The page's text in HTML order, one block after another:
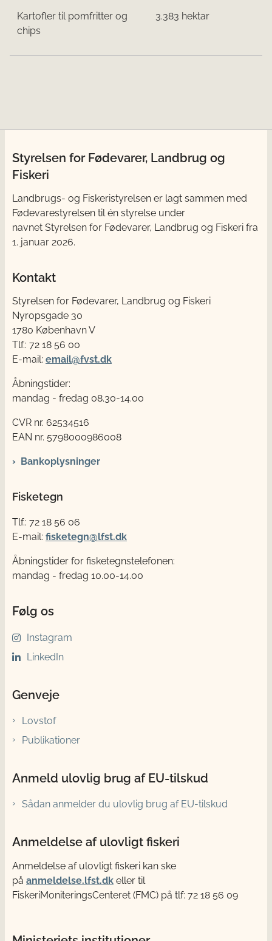
Kartofler til pomfritter og
chips
3.383 hektar
Styrelsen for Fødevarer, Landbrug og
Fiskeri
Landbrugs- og Fiskeristyrelsen er lagt sammen med
Fødevarestyrelsen til én styrelse under
navnet Styrelsen for Fødevarer, Landbrug og Fiskeri fra
1. januar 2026.
Kontakt
Styrelsen for Fødevarer, Landbrug og Fiskeri
Nyropsgade 30
1780 København V
Tlf.: 72 18 56 00
E-mail: email@fvst.dk
Åbningstider:
mandag - fredag 08.30-14.00
CVR nr. 62534516
EAN nr. 5798000986008
Bankoplysninger
Fisketegn
Tlf.: 72 18 56 06
E-mail: fisketegn@lfst.dk
Åbningstider for fisketegnstelefonen:
mandag - fredag 10.00-14.00
Følg os
Instagram
LinkedIn
Genveje
Lovstof
Publikationer
Anmeld ulovlig brug af EU-tilskud
Sådan anmelder du ulovlig brug af EU-tilskud
Anmeldelse af ulovligt fiskeri
Anmeldelse af ulovligt fiskeri kan ske
på anmeldelse.lfst.dk eller til
FiskeriMoniteringsCenteret (FMC) på tlf: 72 18 56 09